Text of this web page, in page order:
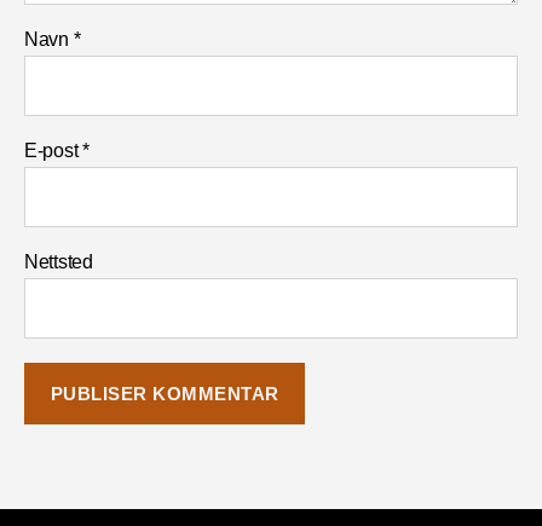
Navn *
E-post*
Nettsted